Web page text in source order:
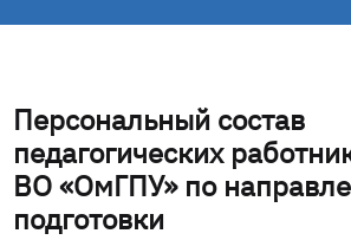
Персональный состав
педагогических
ВО «ОмГПУ» по
подготовки